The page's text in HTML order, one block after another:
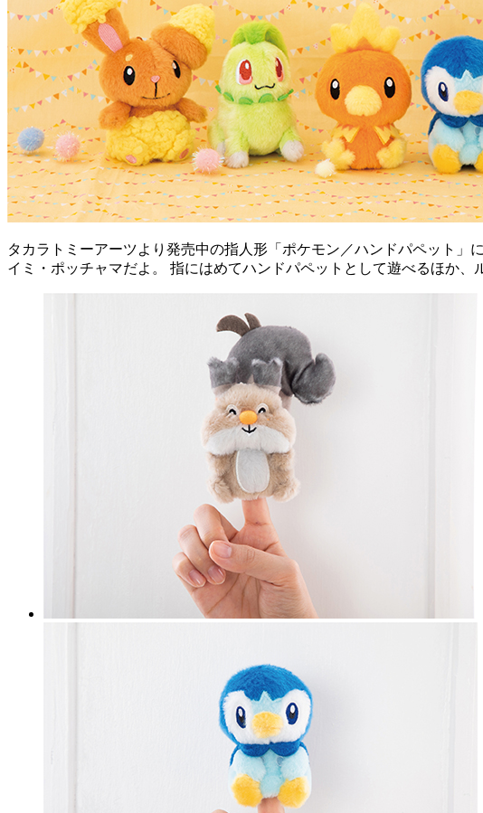
タカラトミーアーツより発売中の指人形「ポケモン／ハンドパペット
イミ・ポッチャマだよ。 指にはめてハンドパペットとして遊べるほか